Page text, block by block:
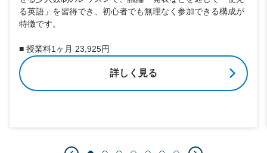
る英語」を習得でき、初心者でも無理なく参加できる構成が
特徴です。
■ 授業料1ヶ月 23,925円
詳しく見る